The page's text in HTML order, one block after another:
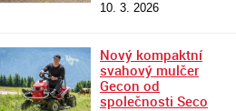
10. 3. 2026
Nový kompaktní
svahový mulčer
Gecon od
společnosti Seco